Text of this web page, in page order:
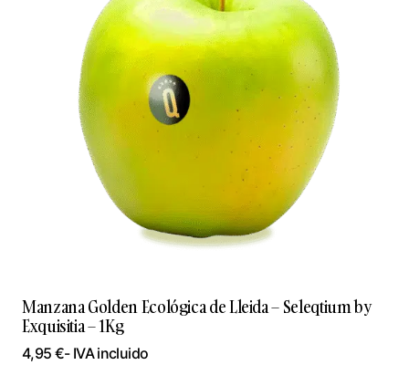
Manzana Golden Ecológica de Lleida – Seleqtium by
Exquisitia – 1Kg
4,95 €- IVA incluido